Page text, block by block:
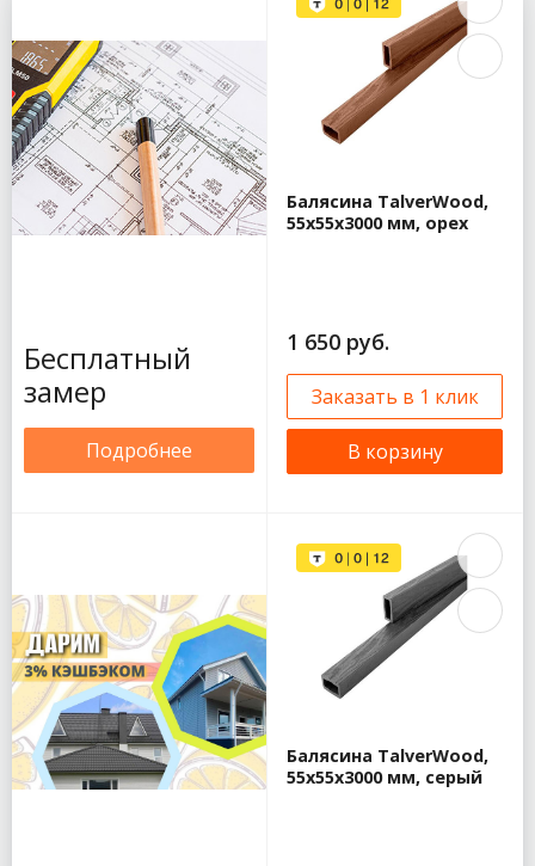
Технониколь
125/90
Aquasystem медь
125/90
Aquasystem медь
150/100
Водосточная
система
Aquasystem PU
Временный
водосток
Aquasystem
Альта Профиль
Стандарт
Металл Профиль
Foramina
(Престиж)
125/100
Металл Профиль
Foramina
(Престиж)
150/100
Металл Профиль
Бюджет
(прямоугольный)
Бесплатный
замер
Подробнее
Балясина TalverWood,
55x55x3000 мм, орех
1 650 руб.
Заказать в 1 клик
В корзину
Балясина TalverWood,
55x55x3000 мм, серый